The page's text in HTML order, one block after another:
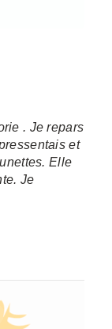
. Je repars
et
Elle
Je